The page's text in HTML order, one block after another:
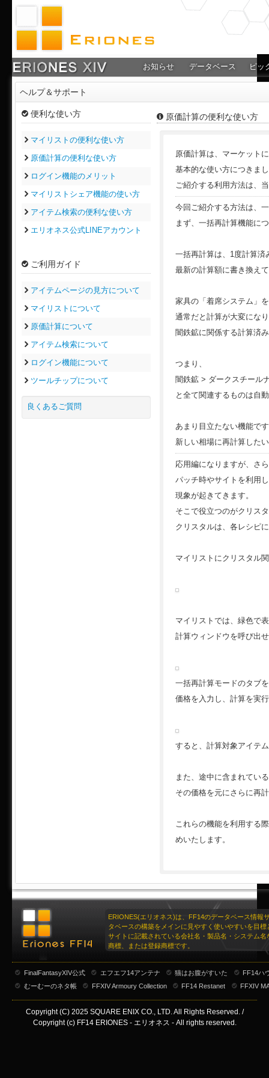
お知らせ データベース ピッ
ヘルプ＆サポート
便利な使い方
マイリストの便利な使い方
原価計算の便利な使い方
ログイン機能のメリット
マイリストシェア機能の使い方
アイテム検索の便利な使い方
エリオネス公式LINEアカウント
ご利用ガイド
アイテムページの見方について
マイリストについて
原価計算について
アイテム検索について
ログイン機能について
ツールチップについて
良くあるご質問
原価計算の便利な使い方
原価計算は、マーケット
基本的な使い方につきま
ご紹介する利用方法は、
今回ご紹介する方法は、
まず、一括再計算機能に
一括再計算は、1度計算済
最新の計算額に書き換え
家具の「着席システム」
通常だと計算が大変にな
闇鉄鉱に関係する計算済
つまり、
闇鉄鉱 > ダークスチール
と全て関連するものは自
あまり目立たない機能で
新しい相場に再計算した
応用編になりますが、さ
パッチ時やサイトを利用
現象が起きてきます。
そこで役立つのがクリス
クリスタルは、各レシピ
マイリストにクリスタル
マイリストでは、緑色で
計算ウィンドウを呼び出
一括再計算モードのタブ
価格を入力し、計算を実
すると、計算対象アイテ
また、途中に含まれてい
その価格を元にさらに再
これらの機能を利用する
めいたします。
ERIONES(エリオネス)は、FF14のデータベース情報
タベースの構築をメインに見やすく使いやすいを目標
サイトに記載されている会社名・製品名・システム名
商標、または登録商標です。
FinalFantasyXIV公式 エフエフ14アンテナ 猫はお腹がすいた
FF14ハ
むーむーのネタ帳
FFXIV Armoury Collection FF14 Restanet FFXIV
Copyright (C) 2025 SQUARE ENIX CO., LTD. All Rights Reserved. /
Copyright (c) FF14 ERIONES - エリオネス - All rights reserved.